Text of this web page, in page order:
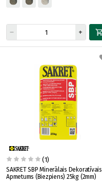
(1)
SAKRET SBP Minerālais Dekoratīvais
Apmetums (Biezpiens) 25kg (2mm)